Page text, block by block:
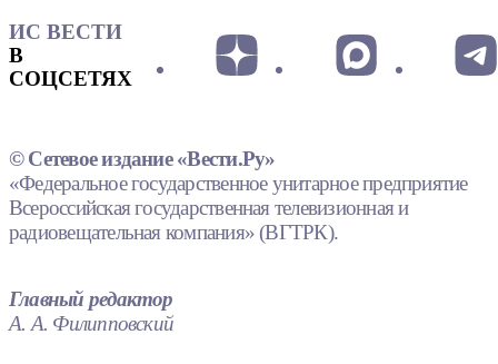
ИС ВЕСТИ
В
СОЦСЕТЯХ
© Сетевое издание «Вести.Ру»
«Федеральное государственное унитарное предприятие
Всероссийская государственная телевизионная и
радиовещательная компания» (ВГТРК).
Главный редактор
А. А. Филипповский